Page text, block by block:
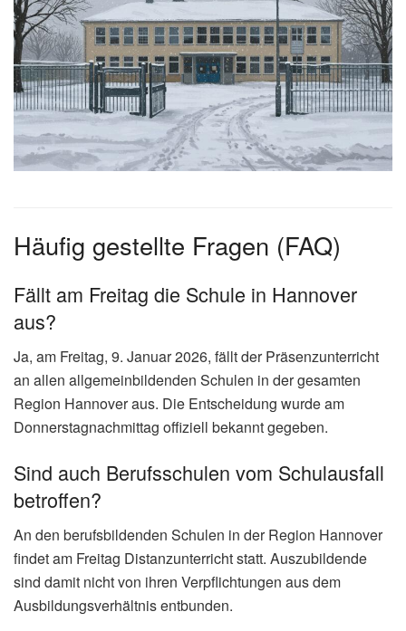
Häufig gestellte Fragen (FAQ)
Fällt am Freitag die Schule in Hannover
aus?
Ja, am Freitag, 9. Januar 2026, fällt der Präsenzunterricht
an allen allgemeinbildenden Schulen in der gesamten
Region Hannover aus. Die Entscheidung wurde am
Donnerstagnachmittag offiziell bekannt gegeben.
Sind auch Berufsschulen vom Schulausfall
betroffen?
An den berufsbildenden Schulen in der Region Hannover
findet am Freitag Distanzunterricht statt. Auszubildende
sind damit nicht von ihren Verpflichtungen aus dem
Ausbildungsverhältnis entbunden.